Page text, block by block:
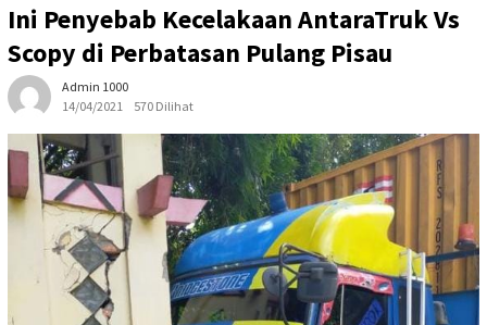
Ini Penyebab Kecelakaan AntaraTruk Vs
Scopy di Perbatasan Pulang Pisau
Admin 1000
14/04/2021
570 Dilihat